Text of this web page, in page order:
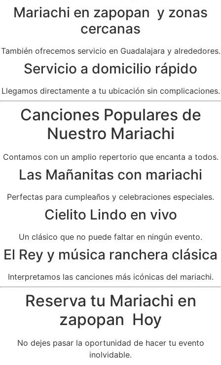
Mariachi en zapopan y zonas
cercanas
También ofrecemos servicio en Guadalajara y alrededores.
Servicio a domicilio rápido
Llegamos directamente a tu ubicación sin complicaciones.
Canciones Populares de
Nuestro Mariachi
Contamos con un amplio repertorio que encanta a todos.
Las Mañanitas con mariachi
Perfectas para cumpleaños y celebraciones especiales.
Cielito Lindo en vivo
Un clásico que no puede faltar en ningún evento.
El Rey y música ranchera clásica
Interpretamos las canciones más icónicas del mariachi.
Reserva tu Mariachi en
zapopan Hoy
No dejes pasar la oportunidad de hacer tu evento
inolvidable.